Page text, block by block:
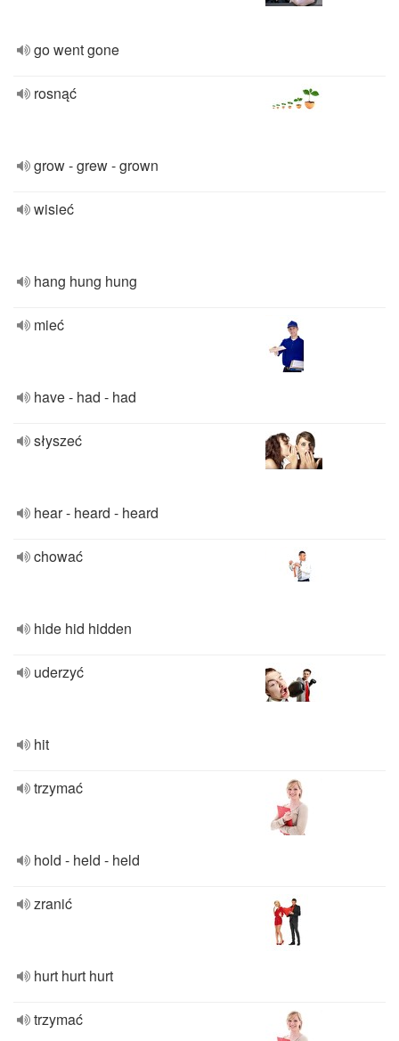
go went gone
rosnąć
grow - grew - grown
wisieć
hang hung hung
mieć
have - had - had
słyszeć
hear - heard - heard
chować
hide hid hidden
uderzyć
hit
trzymać
hold - held - held
zranić
hurt hurt hurt
trzymać